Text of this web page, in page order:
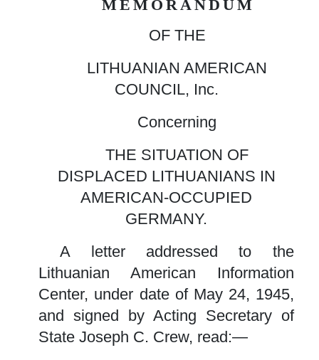
MEMORANDUM
OF THE
LITHUANIAN AMERICAN
COUNCIL, Inc.
Concerning
THE SITUATION OF
DISPLACED LITHUANIANS IN
AMERICAN-OCCUPIED
GERMANY.
A letter addressed to the
Lithuanian American Information
Center, under date of May 24, 1945,
and signed by Acting Secretary of
State Joseph C. Crew, read:—